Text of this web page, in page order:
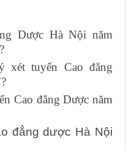
Dược Hà Nội năm
xét tuyển Cao đẳng
Cao đẳng Dược năm
đẳng dược Hà Nội